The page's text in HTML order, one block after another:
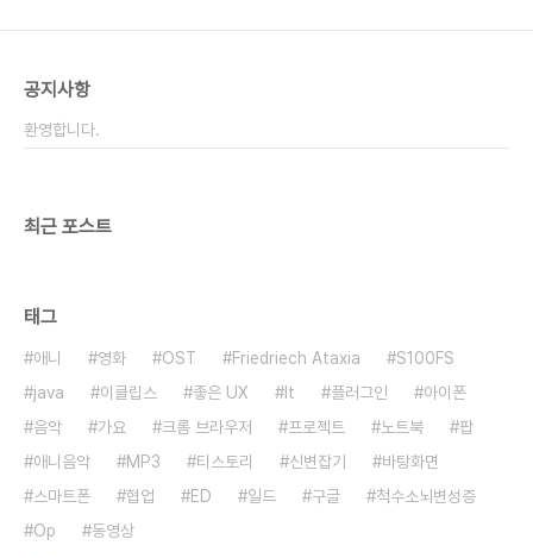
공지사항
환영합니다.
최근 포스트
태그
애니 영화 OST Friedriech Ataxia
S100FS
java
이클립스 좋은 UX It 플러그인
아이폰
음악
가요 크롬 브라우저 프로젝트 노트북
팝
애니음악
MP3 티스토리 신변잡기
바탕화면
스마트폰
협업 ED 일드 구글
척수소뇌변성증
Op
동영상